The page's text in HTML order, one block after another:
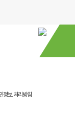
정보 처리방침